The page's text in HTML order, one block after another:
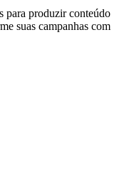
para produzir conteúdo
suas campanhas com